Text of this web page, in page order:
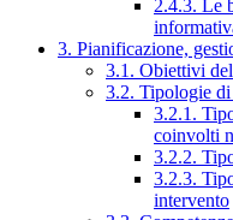
2.4.3. Le
3. Pianificazione,
3.1. Obiettivi
3.2. Tipologie
3.2.1.
coinvolti
3.2.2.
3.2.3.
intervento